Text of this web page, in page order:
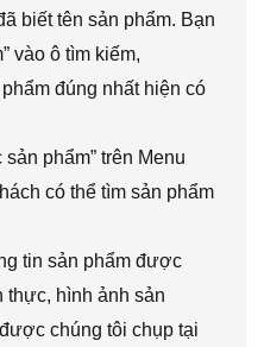
biết tên sản phẩm. Bạn
vào ô tìm kiếm,
đúng nhất hiện có
phẩm” trên Menu
có thể tìm sản phẩm
tin sản phẩm được
thực, hình ảnh sản
chúng tôi chụp tại